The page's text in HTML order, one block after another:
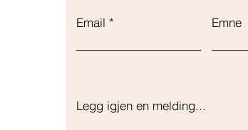
Email Emne
Legg igjen en melding...